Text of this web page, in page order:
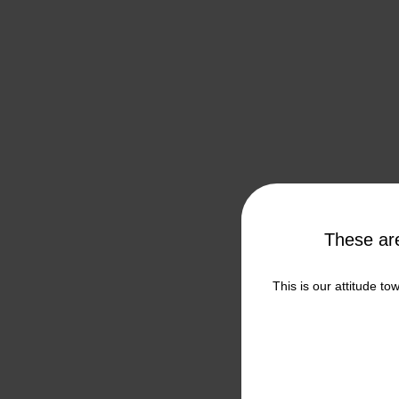
These
This is our attitude